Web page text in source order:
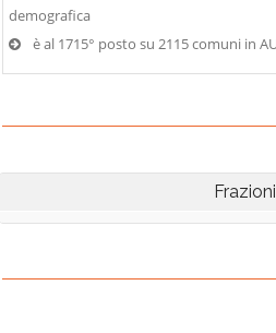
demografica
è al 1715° posto su 2115 comuni in
Frazioni